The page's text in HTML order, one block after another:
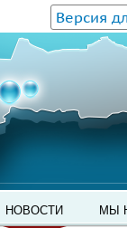
Версия
НОВОСТИ МЫ